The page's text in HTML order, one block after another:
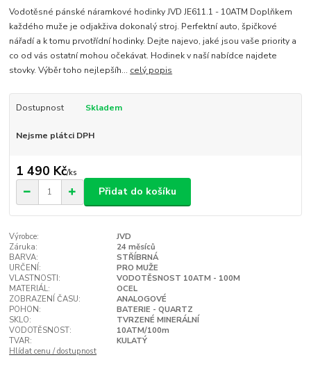
Vodotěsné pánské náramkové hodinky JVD JE611.1 - 10ATM Doplňkem
každého muže je odjakživa dokonalý stroj. Perfektní auto, špičkové
nářadí a k tomu prvotřídní hodinky. Dejte najevo, jaké jsou vaše priority a
co od vás ostatní mohou očekávat. Hodinek v naší nabídce najdete
stovky. Výběr toho nejlepšíh... celý popis
Dostupnost Skladem
Nejsme plátci DPH
1 490 Kč/ks
Přidat do košíku
Výrobce:
JVD
Záruka:
24 měsíců
BARVA:
STŘÍBRNÁ
URČENÍ:
PRO MUŽE
VLASTNOSTI:
VODOTĚSNOST 10ATM - 100M
MATERIÁL:
OCEL
ZOBRAZENÍ ČASU:
ANALOGOVÉ
POHON:
BATERIE - QUARTZ
SKLO:
TVRZENÉ MINERÁLNÍ
VODOTĚSNOST:
10ATM/100m
TVAR:
KULATÝ
Hlídat cenu / dostupnost